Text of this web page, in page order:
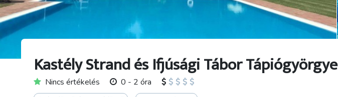
Kastély Strand és Ifjúsági Tábor Tápiógyörgye
Nincs értékelés 0 - 2 óra